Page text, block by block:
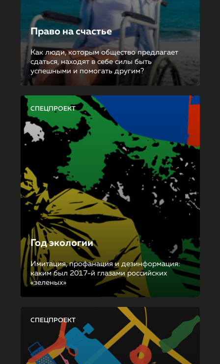
Право на счастье
Как люди, которым общество предлагает
сдаться, находят в себе силы быть
успешными и помогать другим?
СПЕЦПРОЕКТ
Год экологии
Имитация, профанация и дезинформация:
каким был 2017-й глазами российских
«зеленых»
СПЕЦПРОЕКТ